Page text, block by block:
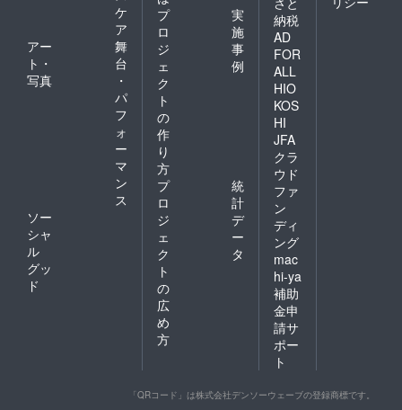
ケ
ア
アー
ト・
写真
舞
台
・
パ
フ
ォ
ー
マ
ン
ス
ソー
シャ
ル
グッ
ド
プ
ロ
ジ
ェ
ク
ト
の
作
り
方
実
施
事
例
プ
ロ
ジ
ェ
ク
ト
の
広
め
方
統
計
デ
ー
タ
納税
AD
FOR
ALL
HIO
KOS
HI
JFA
クラ
ウド
ファ
ン
ディ
ング
mac
hi-ya
補助
金申
請サ
ポー
ト
「QRコード」は株式会社デンソーウェーブの登録商標です。